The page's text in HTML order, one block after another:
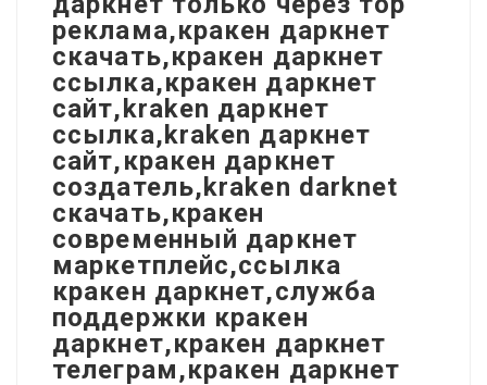
реклама,кракен даркнет
скачать,кракен даркнет
ссылка,кракен даркнет
сайт,kraken даркнет
ссылка,kraken даркнет
сайт,кракен даркнет
создатель,kraken darknet
скачать,кракен
современный даркнет
маркетплейс,ссылка
кракен даркнет,служба
поддержки кракен
даркнет,кракен даркнет
телеграм,кракен даркнет